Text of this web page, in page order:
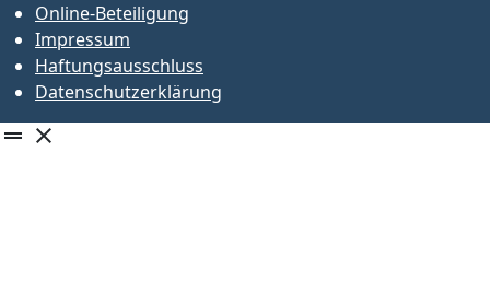
Online-Beteiligung
Impressum
Haftungsausschluss
Datenschutzerklärung
drag_handle close